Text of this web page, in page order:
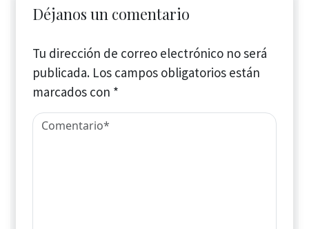
Déjanos un comentario
Tu dirección de correo electrónico no será
publicada. Los campos obligatorios están
marcados con *